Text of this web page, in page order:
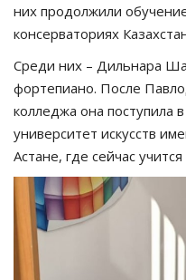
них продолжили
консерваториях
Среди них – Дильнара
фортепиано. После
колледжа она поступила
университет искусств
Астане, где сейчас